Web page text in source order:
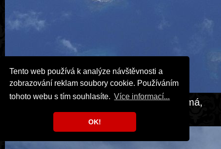
Tento web používá k analýze návštěvnosti a
zobrazování reklam soubory cookie. Používáním
tohoto webu s tím souhlasíte. Více informací...
OK!
Let z Amsterdamu do Ciudad de Panamá,
ostrovy Bocas del Toro.